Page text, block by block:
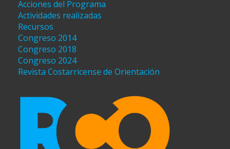
Acciones del Programa
Actividades realizadas
Recursos
Congreso 2014
Congreso 2018
Congreso 2024
Revista Costarricense de Orientación